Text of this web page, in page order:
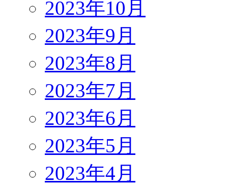
2023年10月
2023年9月
2023年8月
2023年7月
2023年6月
2023年5月
2023年4月